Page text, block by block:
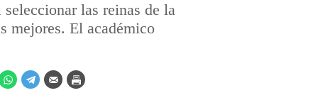
las reinas de la
mejores. El académico